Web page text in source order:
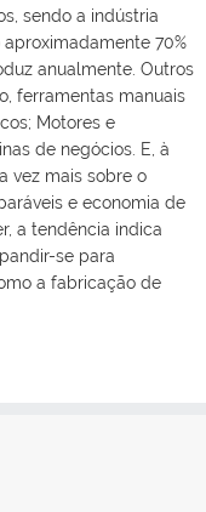
sendo a indústria
70%
anualmente. Outros
ferramentas manuais
Motores e
de negócios. E, à
vez mais sobre o
e economia de
a tendência indica
se para
a fabricação de